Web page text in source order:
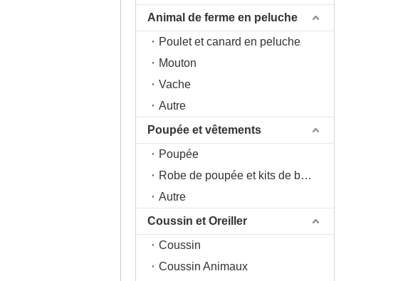
Animal de ferme en peluche
Poulet et canard en peluche
Mouton
Vache
Autre
Poupée et vêtements
Poupée
Robe de poupée et kits de bricolage
Autre
Coussin et Oreiller
Coussin
Coussin Animaux